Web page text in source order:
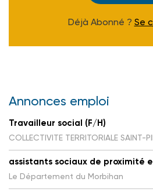
Déjà Abonné ? Se
Annonces emploi
Travailleur social (F/H)
COLLECTIVITE TERRITORIALE SAINT-
assistants sociaux de proximité
Le Département du Morbihan